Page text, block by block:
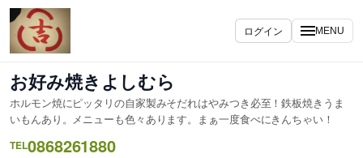
内
容
を
キ
ッ
プ
ログイン MENU
お好み焼きよしむら
ホルモン焼にピッタリの自家製みそだれはやみつき必至！鉄板焼きうま
いもんあり。メニューも色々あります。まぁ一度食べにきんちゃい！
TEL0868261880